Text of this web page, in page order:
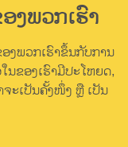
ງພວກເຮົາ
ງພວກເຮົາຂຶ້ນກັບການ
ຂອງເຮົາມີປະໂຫຍດ,
ະເປັນຄັ້ງໜຶ່ງ ຫຼື ເປັນ